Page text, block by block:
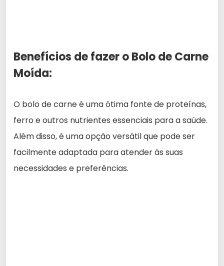
Benefícios de fazer oBolo de Carne
Moída:
O bolo de carne é uma ótima fonte de proteínas,
ferro e outros nutrientes essenciais para a saúde.
Além disso, é uma opção versátil que pode ser
facilmente adaptada para atender às suas
necessidades e preferências.